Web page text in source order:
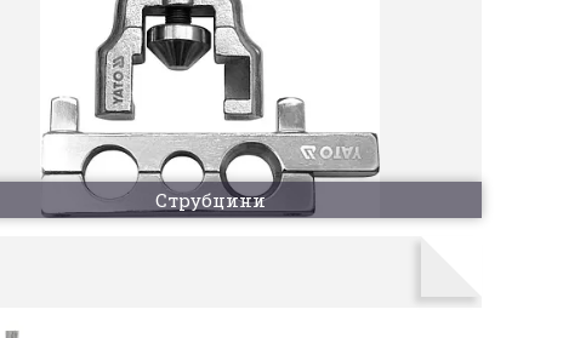
Струбцини